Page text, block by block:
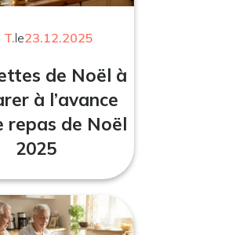
T.le23.12.2025
de Noël à
à l’avance
repas de Noël
2025